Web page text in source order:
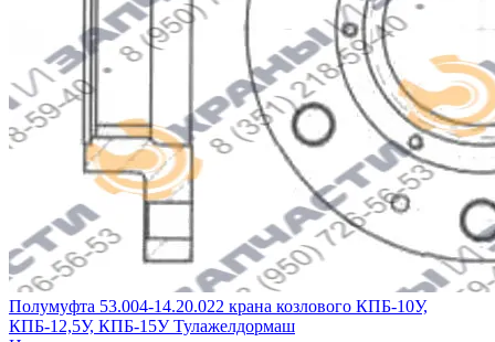
Полумуфта 53.004-14.20.022 крана козлового КПБ-10У,
КПБ-12,5У, КПБ-15У Тулажелдормаш